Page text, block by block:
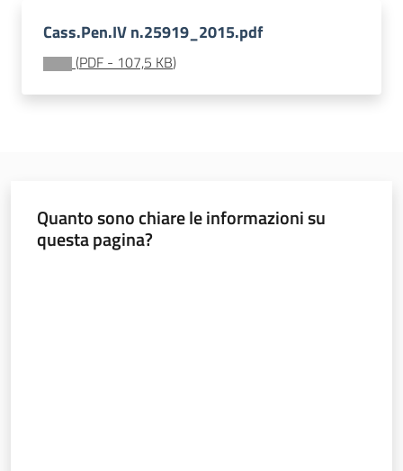
Coordinamento
prevenzione
vigilanza
sicurezza
Cass.Pen.IV n.25919_2015.pdf
(PDF - 107,5 KB)
Quanto sono chiare le informazioni su
questa pagina?